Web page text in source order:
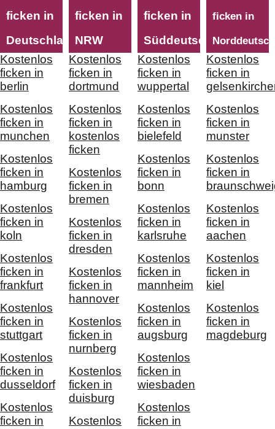
ficken in
Deutschland
Kostenlos
ficken in
berlin
Kostenlos
ficken in
munchen
Kostenlos
ficken in
hamburg
Kostenlos
ficken in
koln
Kostenlos
ficken in
frankfurt
Kostenlos
ficken in
stuttgart
Kostenlos
ficken in
dusseldorf
Kostenlos
ficken in
ficken in
NRW
Kostenlos
ficken in
dortmund
Kostenlos
ficken in
kostenlos
ficken
Kostenlos
ficken in
bremen
Kostenlos
ficken in
dresden
Kostenlos
ficken in
hannover
Kostenlos
ficken in
nurnberg
Kostenlos
ficken in
duisburg
Kostenlos
ficken in
Süddeutschland
Kostenlos
ficken in
wuppertal
Kostenlos
ficken in
bielefeld
Kostenlos
ficken in
bonn
Kostenlos
ficken in
karlsruhe
Kostenlos
ficken in
mannheim
Kostenlos
ficken in
augsburg
Kostenlos
ficken in
wiesbaden
Kostenlos
ficken in
ficken in
Kostenlos
ficken in
Kostenlos
ficken in
munster
Kostenlos
ficken in
Kostenlos
ficken in
aachen
Kostenlos
ficken in
kiel
Kostenlos
ficken in
magdeburg